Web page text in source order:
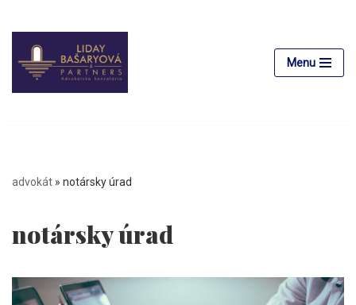
Preskočiť
na
obsah
Menu
advokát » notársky úrad
notársky úrad